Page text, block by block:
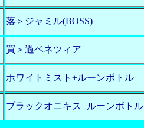
落＞ジャミル(BOSS)
買＞過ベネツィア
ホワイトミスト+ルーンボトル
ブラックオニキス+ルーンボトル